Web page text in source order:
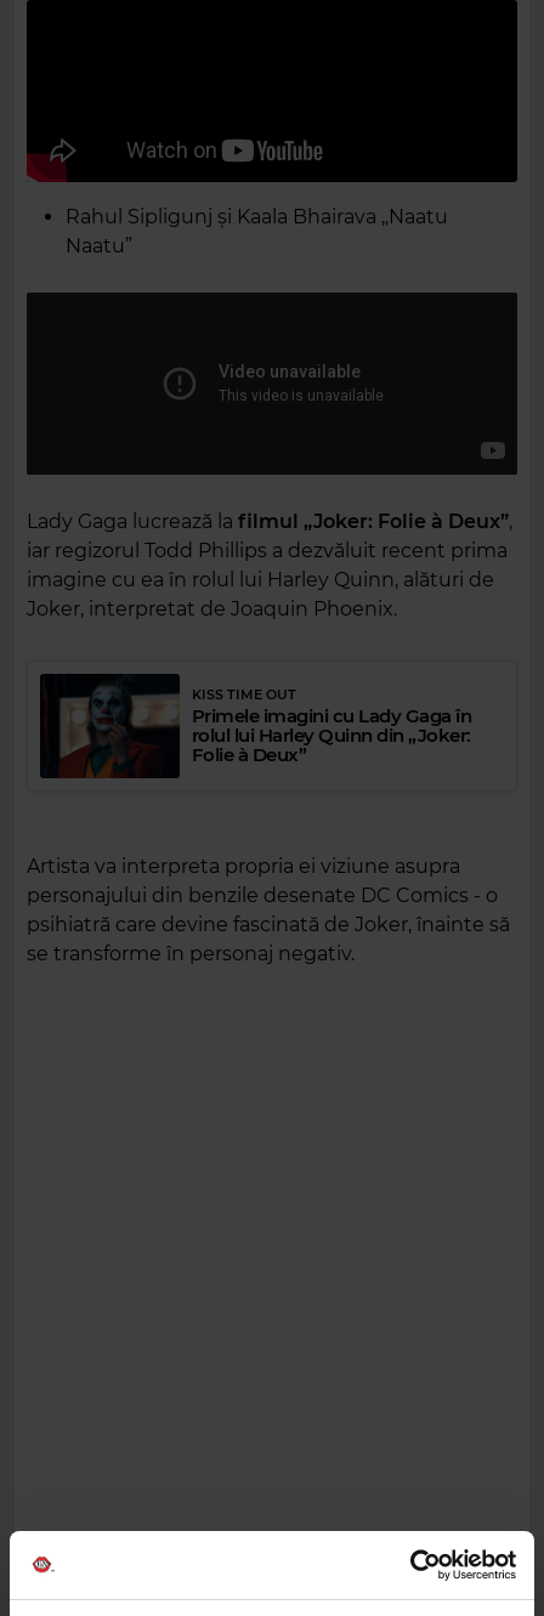
Rahul Sipligunj și Kaala Bhairava „Naatu
Naatu”
Lady Gaga lucrează la filmul „Joker: Folie à Deux”,
iar regizorul Todd Phillips a dezvăluit recent prima
imagine cu ea în rolul lui Harley Quinn, alături de
Joker, interpretat de Joaquin Phoenix.
KISS TIME OUT
Primele imagini cu Lady Gaga în
rolul lui Harley Quinn din „Joker:
Folie à Deux”
Artista va interpreta propria ei viziune asupra
personajului din benzile desenate DC Comics - o
psihiatră care devine fascinată de Joker, înainte să
se transforme în personaj negativ.